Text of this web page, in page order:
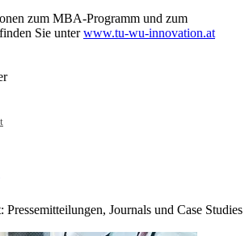
zum MBA-Programm und zum
Sie unterwww.tu-wu-innovation.at
Journals und Case Studies